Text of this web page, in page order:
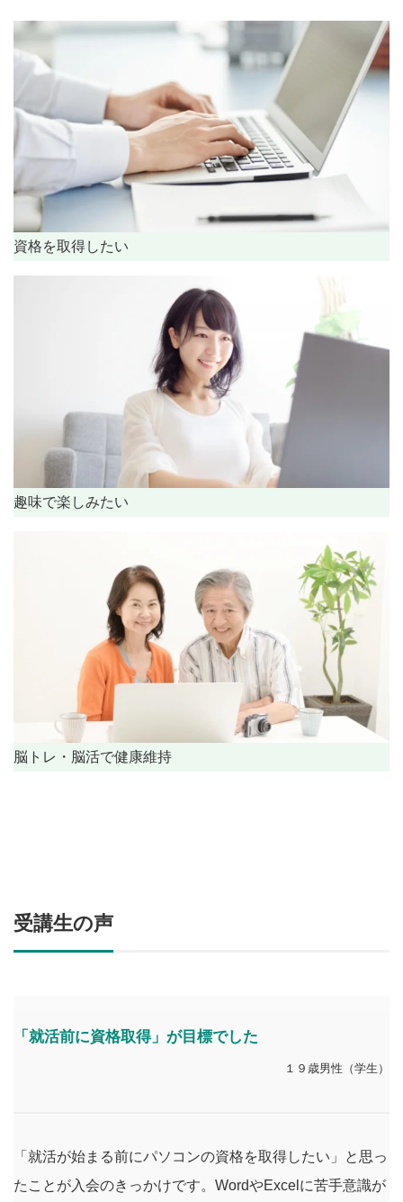
資格を取得したい
趣味で楽しみたい
脳トレ・脳活で健康維持
受講生の声
「就活前に資格取得」が目標でした
１９歳男性（学生）
「就活が始まる前にパソコンの資格を取得したい」と思っ
たことが入会のきっかけです。WordやExcelに苦手意識が